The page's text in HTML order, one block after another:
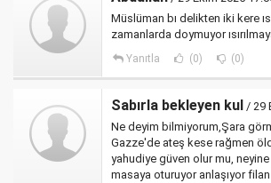
Müslüman bı delikten iki kere
zamanlarda doymuyor
Yanıtla (0) (0)
Sabırla bekleyen kul / 29
Ne deyim bilmiyorum,Şara
Gazze'de ateş kese rağmen
yahudiye güven olur mu,
masaya oturuyor anlaşıyor filan